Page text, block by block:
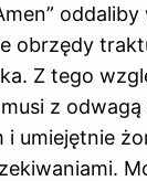
obrzędy
Z tego
z
i umiejętnie